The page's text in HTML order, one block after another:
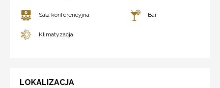
Sala konferencyjna Bar
Klimatyzacja
LOKALIZACJA